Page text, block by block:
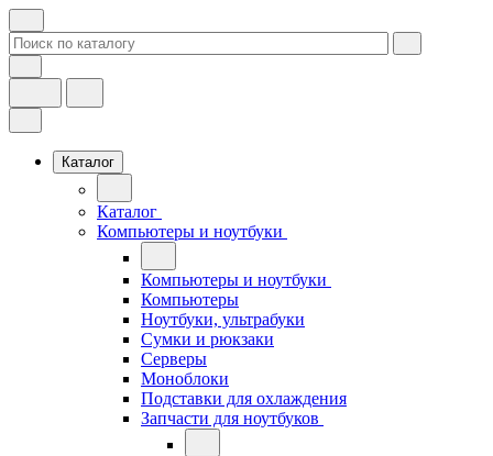
Каталог
Каталог
Компьютеры и ноутбуки
Компьютеры и ноутбуки
Компьютеры
Ноутбуки, ультрабуки
Сумки и рюкзаки
Серверы
Моноблоки
Подставки для охлаждения
Запчасти для ноутбуков